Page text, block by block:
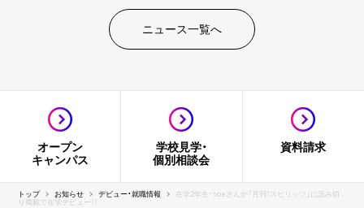
ニュース一覧へ
オープン
キャンパス
学校見学・
個別相談会
資料請求
トップ お知らせ デビュー・就職情報 在学2年生・soeさんが「月刊！スピリッツ」に読み切
り掲載で在学デビュー！！